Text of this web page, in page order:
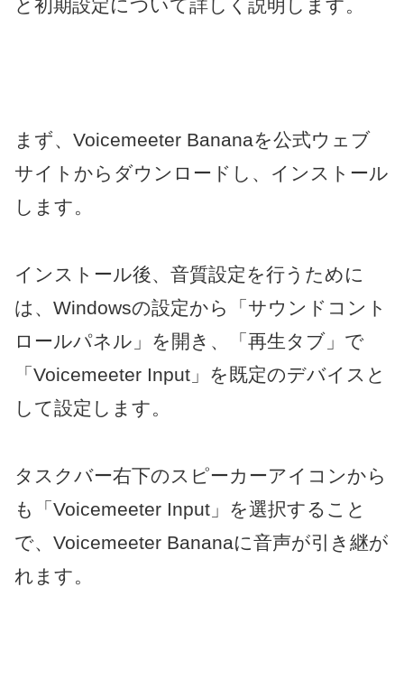
と初期設定について詳しく説明します。
まず、Voicemeeter Bananaを公式ウェブ
サイトからダウンロードし、インストール
します。
インストール後、音質設定を行うために
は、Windowsの設定から「サウンドコント
ロールパネル」を開き、「再生タブ」で
「Voicemeeter Input」を既定のデバイスと
して設定します。
タスクバー右下のスピーカーアイコンから
も「Voicemeeter Input」を選択すること
で、Voicemeeter Bananaに音声が引き継が
れます。